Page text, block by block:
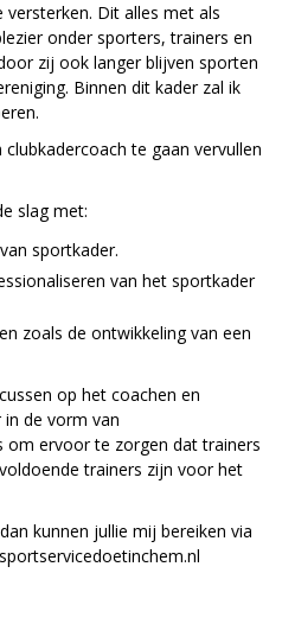
Dit alles met als
onder sporters, trainers en
zij ook langer blijven sporten
Binnen dit kader zal ik
te gaan vervullen
slag met:
sportkader.
van het sportkader
zoals de ontwikkeling van een
op het coachen en
de vorm van
om ervoor te zorgen dat trainers
trainers zijn voor het
kunnen jullie mij bereiken via